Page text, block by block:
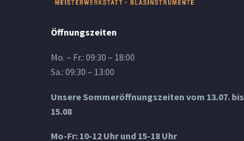
Öffnungszeiten
Mo. – Fr.: 09:30 – 18:00
Sa.: 09:30 – 13:00
Unsere Sommeröffnungszeiten vom 13.07. bis
15.08
Mo-Fr: 10-12 Uhr und 15-18 Uhr